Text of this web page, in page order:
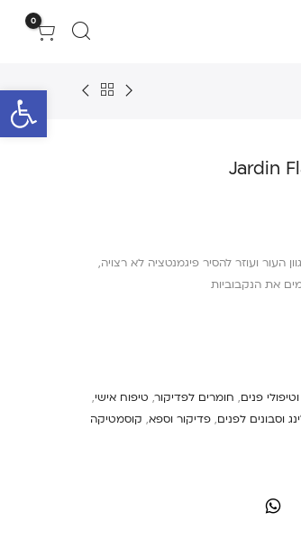
פתח
0
העור ועוזר להסיר פיגמנטציה לא רצויה,
את הנקבוביות
פנים, חומרים לפדיקור, טיפוח אישי,
וסבונים לפנים, פדיקור וספא, קוסמטיקה